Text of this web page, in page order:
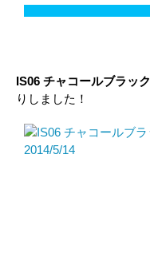
IS06 チャコールブラック
りしました！